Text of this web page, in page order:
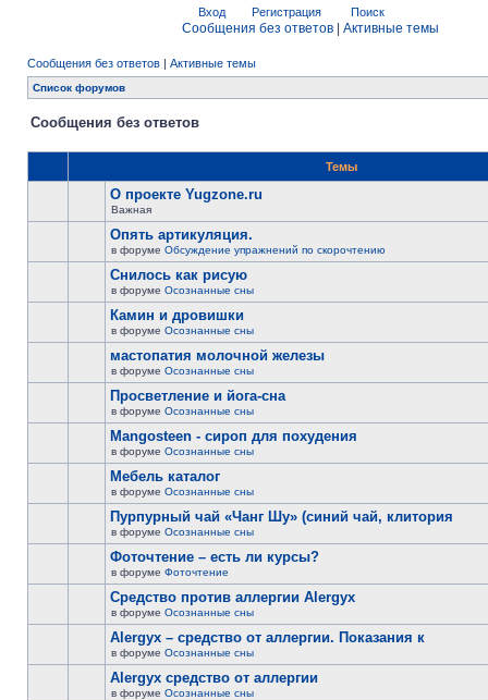
Вход Регистрация Поиск
Сообщения без ответов Активные темы
Сообщения без ответов | Активные темы
Список форумов
Сообщения без ответов
Темы
О проекте Yugzone.ru
Важная
Опять артикуляция.
в форуме Обсуждение упражнений по скорочтению
Снилось как рисую
в форуме Осознанные сны
Камин и дровишки
в форуме Осознанные сны
мастопатия молочной железы
в форуме Осознанные сны
Просветление и йога-сна
в форуме Осознанные сны
Mangosteen - сироп для похудения
в форуме Осознанные сны
Мебель каталог
в форуме Осознанные сны
Пурпурный чай «Чанг Шу» (синий чай, клитория
в форуме Осознанные сны
Фоточтение – есть ли курсы?
в форуме Фоточтение
Cредство против аллергии Alergyx
в форуме Осознанные сны
Alergyx – средство от аллергии. Показания к
в форуме Осознанные сны
Alergyx средство от аллергии
в форуме Осознанные сны